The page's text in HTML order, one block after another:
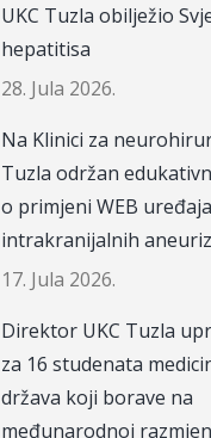
UKC Tuzla obilježio
hepatitisa
28. Jula 2026.
Na Klinici za
Tuzla održan
o primjeni WEB
intrakranijalnih
17. Jula 2026.
Direktor UKC Tuzla
za 16 studenata
država koji borave na
međunarodnoj